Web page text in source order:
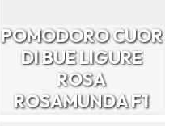
POMODORO CUOR
DI BUE LIGURE
ROSA
ROSAMUNDA F1